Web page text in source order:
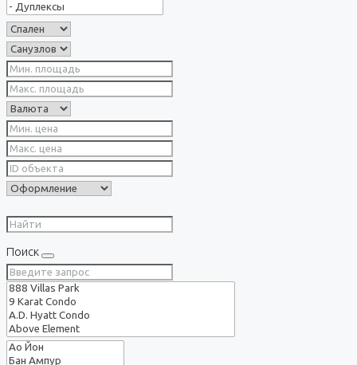
Поиск